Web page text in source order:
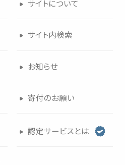
サイトについて
サイト内検索
お知らせ
寄付のお願い
認定サービスとは